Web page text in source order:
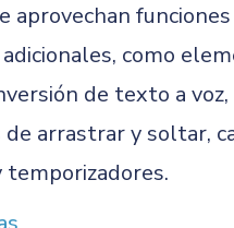
aprovechan funciones
como
de texto a voz,
de arrastrar y soltar,
temporizadores.